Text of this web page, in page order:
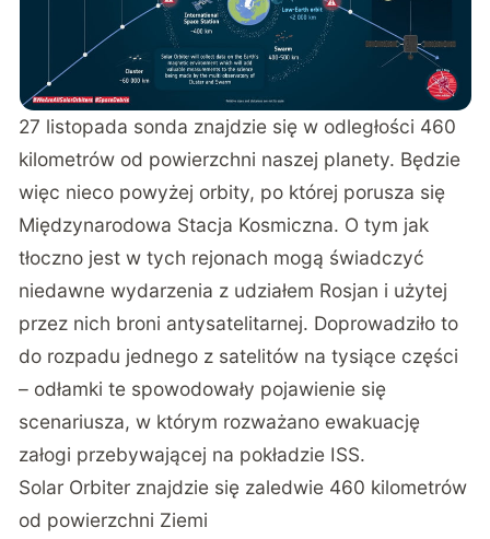
27 listopada sonda znajdzie się w odległości 460
kilometrów od powierzchni naszej planety. Będzie
więc nieco powyżej orbity, po której porusza się
Międzynarodowa Stacja Kosmiczna. O tym jak
tłoczno jest w tych rejonach mogą świadczyć
niedawne wydarzenia z udziałem Rosjan i użytej
przez nich broni antysatelitarnej. Doprowadziło to
do rozpadu jednego z satelitów na tysiące części
– odłamki te spowodowały pojawienie się
scenariusza, w którym rozważano ewakuację
załogi przebywającej na pokładzie ISS.
Solar Orbiter znajdzie się zaledwie 460 kilometrów
od powierzchni Ziemi